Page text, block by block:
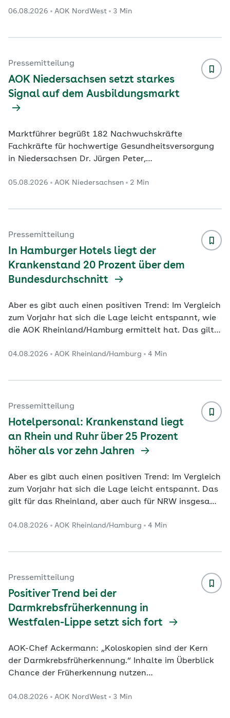
Bewegung und gezielter Muskelaufbau helfen
mehr Menschen wegen Arthrose im Krankenhaus
betroffen. Das geht aus einer Auswertung der AOK
NordWest auf Basis aktueller Zahlen des
06.08.2026 AOK NordWest 3 Min
Pressemitteilung
AOK Niedersachsen setzt starkes
Signal auf dem Ausbildungsmarkt
Marktführer begrüßt 182 Nachwuchskräfte
Fachkräfte für hochwertige Gesundheitsversorgung
in Niedersachsen Dr. Jürgen Peter,
freue mich sehr, unsere neuen Auszubildenden und
die Zukunft unseres Unternehmens und des
neuen Ideen können sie viel bewegen. Wir
qualifizieren Fachkräfte, um die hohen
Qualitätsstandards in der Branche zu si
05.08.2026 AOK Niedersachsen 2 Min
Pressemitteilung
In Hamburger Hotels liegt der
Krankenstand 20 Prozent über dem
Bundesdurchschnitt
Aber es gibt auch einen positiven Trend: Im Vergleich
zum Vorjahr hat sich die Lage leicht entspannt, wie
die AOK Rheinland/Hamburg ermittelt hat. Das gilt
erlebt weiterhin schwierige Zeiten. Viele Gäste
Aushilfen und Fachpersonal sind schwer zu finden.
Situation: In den Hotels, Pensionen und Gasthöfen in
Hamburg lag der Krankenstand im Jahr 2025 mit
04.08.2026 AOK Rheinland/Hamburg 4 Min
Pressemitteilung
Hotelpersonal: Krankenstand liegt
an Rhein und Ruhr über 25 Prozent
höher als vor zehn Jahren
Aber es gibt auch einen positiven Trend: Im Vergleich
zum Vorjahr hat sich die Lage leicht entspannt. Das
gilt für das Rheinland, aber auch für NRW insgesamt
weiterhin schwierige Zeiten. Viele Gäste schauen auf
Fachpersonal sind schwer zu finden.
Situation: In den Hotels, Pensionen und Gasthöfen
lag der Krankenstand im Jahr 2025 mit 5,9 Prozent
04.08.2026 AOK Rheinland/Hamburg 4 Min
Pressemitteilung
Positiver Trend bei der
Darmkrebsfrüherkennung in
Westfalen-Lippe setzt sich fort
AOK-Chef Ackermann: „Koloskopien sind der Kern
der Darmkrebsfrüherkennung.“ Inhalte im Überblick
Chance der Früherkennung nutzen
Männer Dortmund. In Westfalen-Lippe ist weiterhin
04.08.2026 AOK NordWest 3 Min